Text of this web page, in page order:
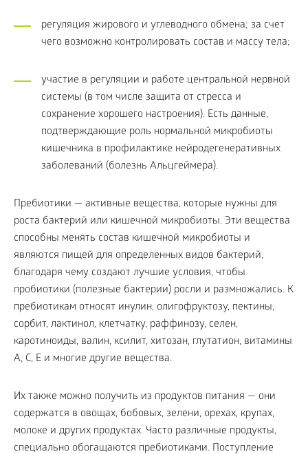
регуляция жирового и углеводного обмена; за счет
чего возможно контролировать состав и массу тела;
участие в регуляции и работе центральной нервной
системы (в том числе защита от стресса и
сохранение хорошего настроения). Есть данные,
подтверждающие роль нормальной микробиоты
кишечника в профилактике нейродегенеративных
заболеваний (болезнь Альцгеймера).
Пребиотики — активные вещества, которые нужны для
роста бактерий или кишечной микробиоты. Эти вещества
способны менять состав кишечной микробиоты и
являются пищей для определенных видов бактерий,
благодаря чему создают лучшие условия, чтобы
пробиотики (полезные бактерии) росли и размножались. К
пребиотикам относят инулин, олигофруктозу, пектины,
сорбит, лактинол, клетчатку, раффинозу, селен,
каротиноиды, валин, ксилит, хитозан, глутатион, витамины
A, C, E и многие другие вещества.
Их также можно получить из продуктов питания — они
содержатся в овощах, бобовых, зелени, орехах, крупах,
молоке и других продуктах. Часто различные продукты,
специально обогащаются пребиотиками. Поступление